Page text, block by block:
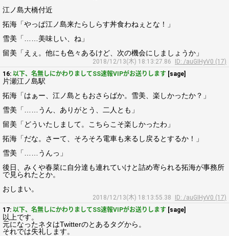
江ノ島大橋付近
拓海「やっぱ江ノ島来たらしらす丼食わねぇとな！」
雪美「……美味しい、ね」
留美「えぇ。他にも色々あるけど、次の機会にしましょうか」
2018/12/13(木) 18:13:27.86
ID: /auGIHyV0 (17)
16: 以下、名無しにかわりましてSS速報VIPがお送りします [sage]
片瀬江ノ島駅
拓海「はぁー、江ノ島ともおさらばか。雪美、楽しかったか？」
雪美「……うん、ありがとう、二人とも」
留美「どういたしまして。こちらこそ楽しかったわ」
拓海「だな。さーて、そろそろ電車も来るし戻るとするか！」
雪美「……うんっ」
後日、みくや春菜に自分達も連れていけと詰め寄られる拓海が事務所
で見られたとか。
おしまい。
2018/12/13(木) 18:13:55.38
ID: /auGIHyV0 (17)
17: 以下、名無しにかわりましてSS速報VIPがお送りします [sage]
以上です。
元になったネタはTwitterのとあるタグから。
それでは失礼します。